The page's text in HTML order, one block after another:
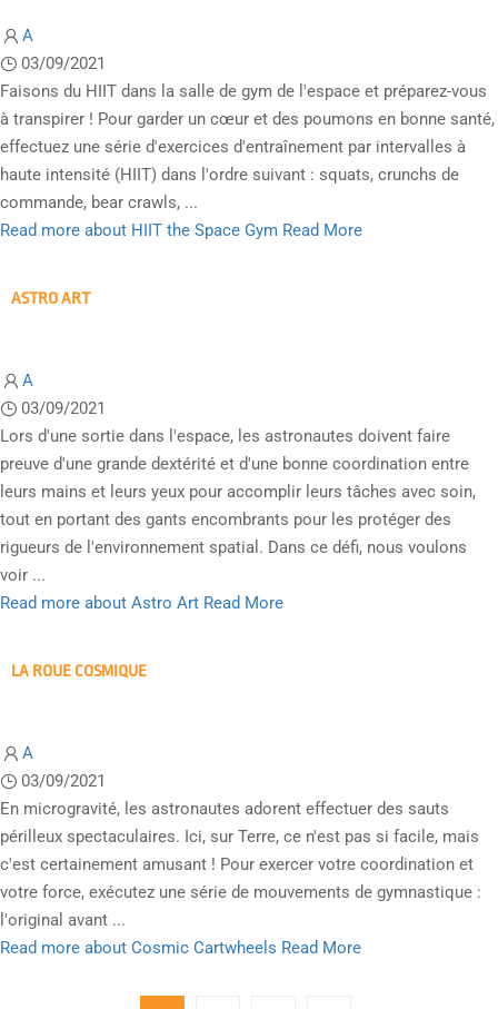
A
03/09/2021
Faisons du HIIT dans la salle de gym de l'espace et préparez-vous
à transpirer ! Pour garder un cœur et des poumons en bonne santé,
effectuez une série d'exercices d'entraînement par intervalles à
haute intensité (HIIT) dans l'ordre suivant : squats, crunchs de
commande, bear crawls, ...
Read more about HIIT the Space Gym Read More
ASTRO ART
A
03/09/2021
Lors d'une sortie dans l'espace, les astronautes doivent faire
preuve d'une grande dextérité et d'une bonne coordination entre
leurs mains et leurs yeux pour accomplir leurs tâches avec soin,
tout en portant des gants encombrants pour les protéger des
rigueurs de l'environnement spatial. Dans ce défi, nous voulons
voir ...
Read more about Astro Art Read More
LA ROUE COSMIQUE
A
03/09/2021
En microgravité, les astronautes adorent effectuer des sauts
périlleux spectaculaires. Ici, sur Terre, ce n'est pas si facile, mais
c'est certainement amusant ! Pour exercer votre coordination et
votre force, exécutez une série de mouvements de gymnastique :
l'original avant ...
Read more about Cosmic Cartwheels Read More